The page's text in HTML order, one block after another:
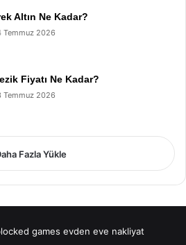
Altın Ne Kadar?
Temmuz 2026
Fiyatı Ne Kadar?
Temmuz 2026
Fazla Yükle
games evden eve nakliyat